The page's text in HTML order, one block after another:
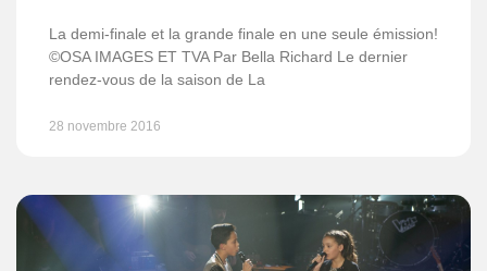
La demi-finale et la grande finale en une seule émission!
©OSA IMAGES ET TVA Par Bella Richard Le dernier
rendez-vous de la saison de La
28 novembre 2016